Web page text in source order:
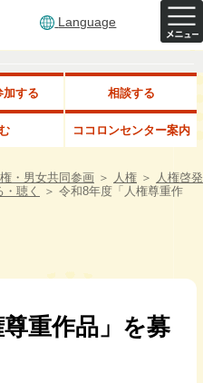
Language
加する 相談する
ココロンセンター案内
・男女共同参画 ＞ 人権 ＞ 人権啓発
・聴く ＞ 令和8年度「人権尊重作
重作品」を募